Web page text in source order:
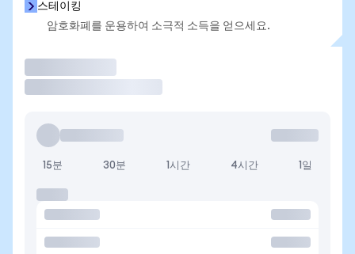
스테이킹
암호화폐를 운용하여 소극적 소득을 얻으세요.
15분 30분 1시간 4시간 1일